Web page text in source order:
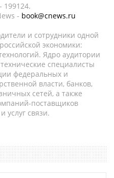
199124.
- book@cnews.ru
и сотрудники одной
экономики:
Ядро аудитории
специалисты
федеральных и
власти, банков,
сетей, а также
поставщиков
услуг связи.